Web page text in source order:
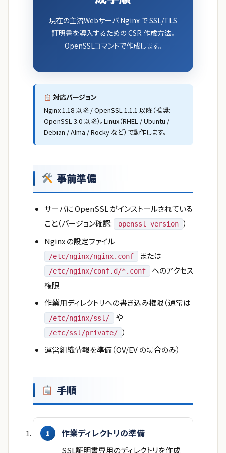
現在の主流Webサーバ Nginx で SSL/TLS
証明書を導入するための CSR 作成方法。
OpenSSLコマンドで作成します。
対応バージョン
Nginx 1.18 以降 / OpenSSL 1.1.1 以降（推奨:
OpenSSL 3.0 以降）。Linux（RHEL / Ubuntu /
Debian / Alma / Rocky など）で動作します。
事前準備
サーバに OpenSSL がインストールされている
こと（バージョン確認:
openssl version ）
Nginx の設定ファイル
/etc/nginx/nginx.conf または
/etc/nginx/conf.d/*.conf
へのアクセス
権限
作業用ディレクトリへの書き込み権限（通常は
/etc/nginx/ssl/ や
/etc/ssl/private/ ）
運営組織情報を準備（OV/EV の場合のみ）
手順
作業ディレクトリの準備
SSL証明書専用のディレクトリを作成